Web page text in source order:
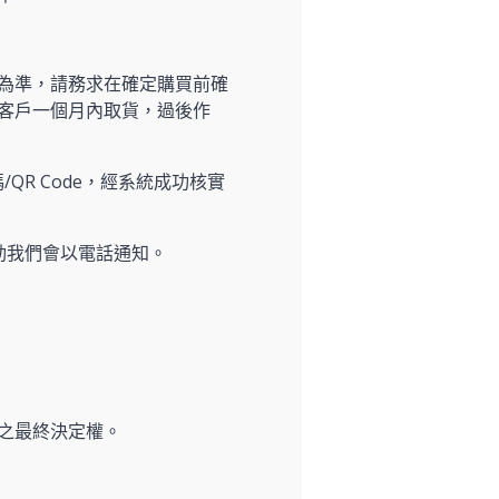
準，請務求在確定購買前確
戶一個月內取貨，過後作
Code，經系統成功核實
們會以電話通知。
最終決定權。